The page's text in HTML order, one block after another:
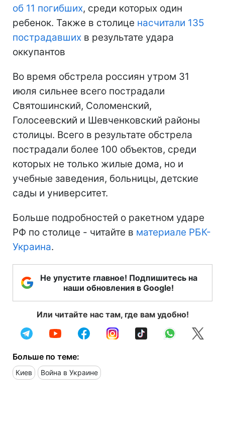
об 11 погибших, среди которых один
ребенок. Также в столице насчитали 135
пострадавших в результате удара
оккупантов
Во время обстрела россиян утром 31
июля сильнее всего пострадали
Святошинский, Соломенский,
Голосеевский и Шевченковский районы
столицы. Всего в результате обстрела
пострадали более 100 объектов, среди
которых не только жилые дома, но и
учебные заведения, больницы, детские
сады и университет.
Больше подробностей о ракетном ударе
РФ по столице - читайте в материале РБК-
Украина.
Не упустите главное! Подпишитесь на
наши обновления в Google!
Или читайте нас там, где вам удобно!
Больше по теме:
Киев Война в Украине